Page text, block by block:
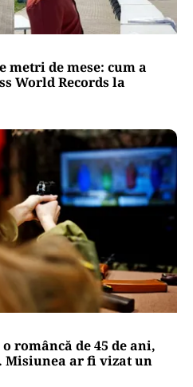
metri de mese: cum a
World Records la
româncă de 45 de ani,
Misiunea ar fi vizat un